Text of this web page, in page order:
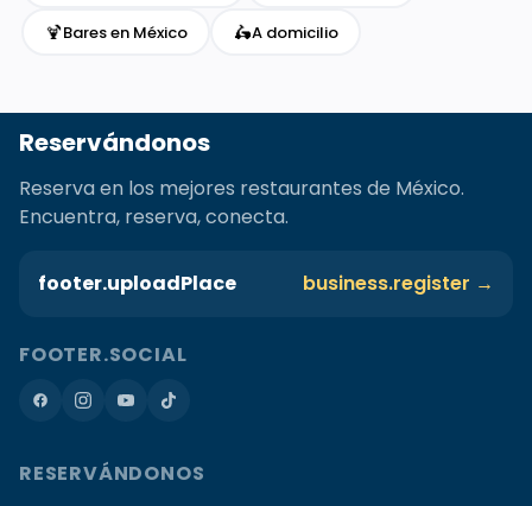
🍹Bares en México 🛵A domicilio
Reservándonos
Reserva en los mejores restaurantes de México.
Encuentra, reserva, conecta.
footer.uploadPlace business.register →
FOOTER.SOCIAL
RESERVÁNDONOS